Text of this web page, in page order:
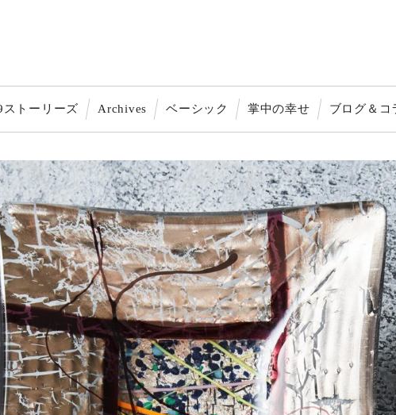
ストーリーズ Archives ベーシック 掌中の幸せ ブログ＆コ